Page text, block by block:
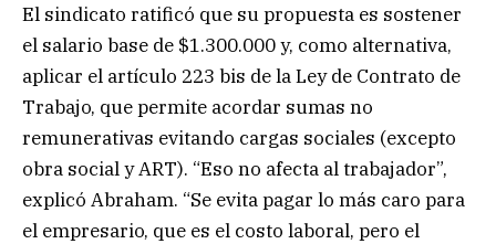
El sindicato ratificó que su propuesta es sostener
el salario base de $1.300.000 y, como alternativa,
aplicar el artículo 223 bis de la Ley de Contrato de
Trabajo, que permite acordar sumas no
remunerativas evitando cargas sociales (excepto
obra social y ART). “Eso no afecta al trabajador”,
explicó Abraham. “Se evita pagar lo más caro para
el empresario, que es el costo laboral, pero el